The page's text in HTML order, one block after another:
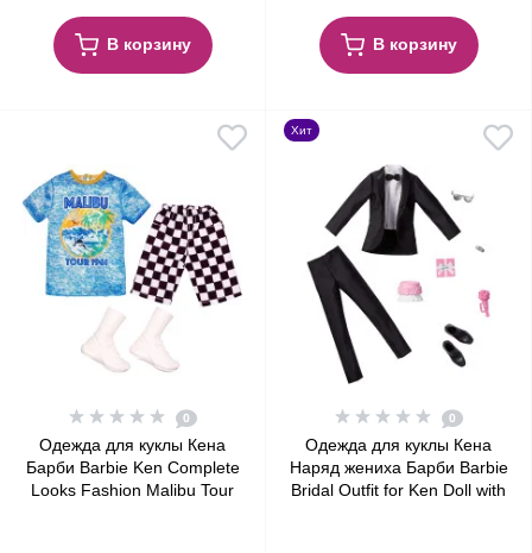
В корзину В корзину
0
Одежда для куклы Кена
Барби Barbie Ken Complete
Looks Fashion Malibu Tour
Хит
0
Одежда для куклы Кена
Наряд жениха Барби Barbie
Bridal Outfit for Ken Doll with